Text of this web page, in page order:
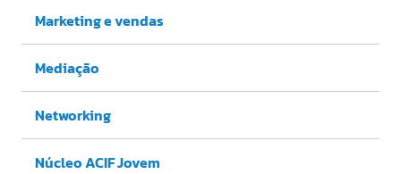
Marketing e vendas
Mediação
Networking
Núcleo ACIF Jovem